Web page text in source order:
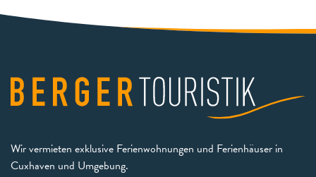
Wir vermieten exklusive Ferienwohnungen und Ferienhäuser in
Cuxhaven und Umgebung.